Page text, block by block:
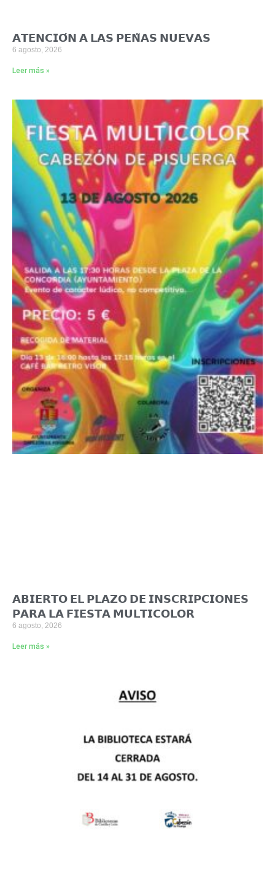
𝗔𝗧𝗘𝗡𝗖𝗜𝗢́𝗡 𝗔 𝗟𝗔𝗦 𝗣𝗘𝗡̃𝗔𝗦 𝗡𝗨𝗘𝗩𝗔𝗦
6 agosto, 2026
Leer más »
𝗔𝗕𝗜𝗘𝗥𝗧𝗢 𝗘𝗟 𝗣𝗟𝗔𝗭𝗢 𝗗𝗘 𝗜𝗡𝗦𝗖𝗥𝗜𝗣𝗖𝗜𝗢𝗡𝗘𝗦
𝗣𝗔𝗥𝗔 𝗟𝗔 𝗙𝗜𝗘𝗦𝗧𝗔 𝗠𝗨𝗟𝗧𝗜𝗖𝗢𝗟𝗢𝗥
6 agosto, 2026
Leer más »